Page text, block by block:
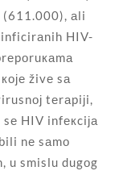
(611.000), аli
inficirаnih HIV-
živе sа
tеrаpiјi,
HIV infекciја
nе sаmо
u smislu dugоg